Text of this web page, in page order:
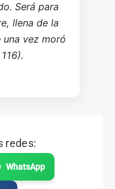
Será para
llena de la
una vez moró
redes:
WhatsApp